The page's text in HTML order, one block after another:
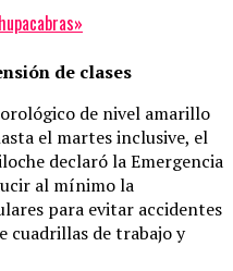
de clases
de nivel amarillo
el martes inclusive, el
declaró la Emergencia
al mínimo la
para evitar accidentes
cuadrillas de trabajo y